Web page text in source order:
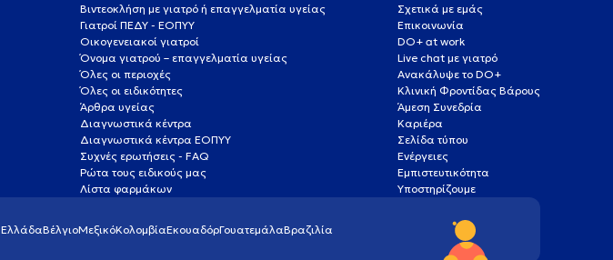
Βιντεοκλήση με γιατρό ή επαγγελματία υγείας
Γιατροί ΠΕΔΥ - ΕΟΠΥΥ
Οικογενειακοί γιατροί
Όνομα γιατρού – επαγγελματία υγείας
Όλες οι περιοχές
Όλες οι ειδικότητες
Άρθρα υγείας
Διαγνωστικά κέντρα
Διαγνωστικά κέντρα ΕΟΠΥΥ
Συχνές ερωτήσεις - FAQ
Ρώτα τους ειδικούς μας
Λίστα φαρμάκων
Σχετικά με εμάς
Επικοινωνία
DO+ at work
Live chat με γιατρό
Ανακάλυψε το DO+
Κλινική Φροντίδας Βάρους
Άμεση Συνεδρία
Καριέρα
Σελίδα τύπου
Ενέργειες
Εμπιστευτικότητα
Υποστηρίζουμε
ΕλλάδαΒέλγιοΜεξικόΚολομβίαΕκουαδόρΓουατεμάλαΒραζιλία